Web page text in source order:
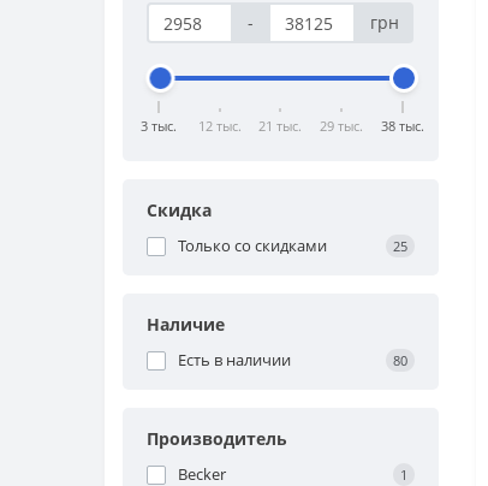
-
грн
3 тыс. 12 тыс. 21 тыс. 29 тыс. 38 тыс.
Скидка
Только со cкидками 25
Наличие
Есть в наличии 80
Производитель
Becker 1